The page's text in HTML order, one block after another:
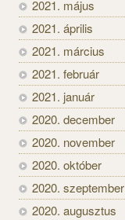
2021. május
2021. április
2021. március
2021. február
2021. január
2020. december
2020. november
2020. október
2020. szeptember
2020. augusztus